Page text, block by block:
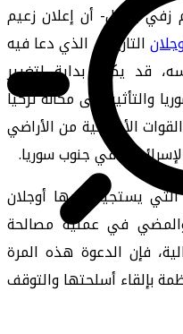
بارئيل- أن إعلان زعيم
التاريخي الذي دعا فيه
قد يكون بداية لتغيير
والتأثير على مكانة تركيا
الأميركية من الأراضي
في جنوب سوريا.
يستجيب فيها أوجلان
والمضي في عملية مصالحة
فإن الدعوة هذه المرة
بإلقاء أسلحتها والتوقف